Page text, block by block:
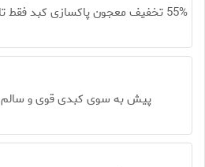
55% تخفیف معجون پاکسازی کبد فقط تا امشب
پیش به سوی کبدی قوی و سالم